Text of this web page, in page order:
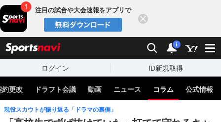
注目の試合や大会速報をアプリで
検索 通知
i
ログイン ID新規取得
約更改 ドラフト会議 動画 ニュース コラム 公式情報
現役スカウトが振り返る「ドラマの裏側」